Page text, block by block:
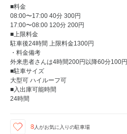
■料金
08:00〜17:00 40分 300円
17:00〜08:00 120分 200円
■上限料金
駐車後24時間 上限料金1300円
・料金備考
外来患者さんは4時間200円以降60分100円
■駐車サイズ
大型可 ハイルーフ可
■入出庫可能時間
24時間
8 人がお気に入りの駐車場